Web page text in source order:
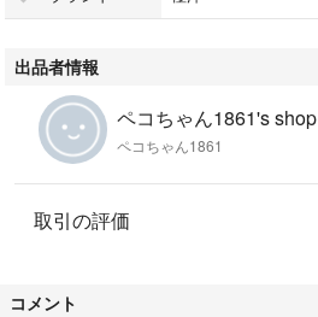
ペット喫煙者無し。
ご了承下さい。よろしくお願いします。
#キョクヨー
#2400230214400
出品者情報
ペコちゃん1861's shop
ペコちゃん1861
取引の評価
コメント